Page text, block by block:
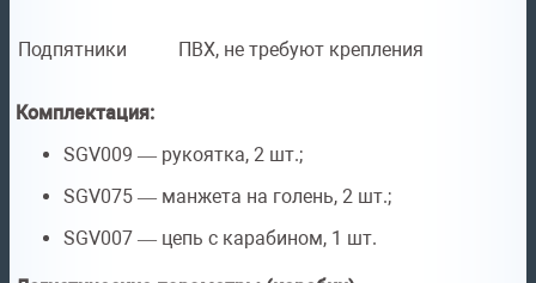
Подпятники ПВХ, не требуют крепления
Комплектация:
SGV009 — рукоятка, 2 шт.;
SGV075 — манжета на голень, 2 шт.;
SGV007 — цепь с карабином, 1 шт.